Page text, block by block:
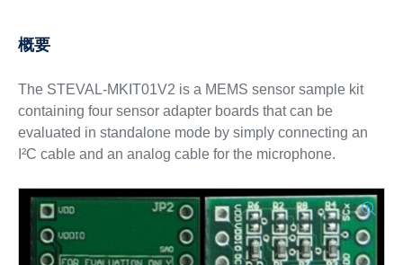
概要
The STEVAL-MKIT01V2 is a MEMS sensor sample kit
containing four sensor adapter boards that can be
evaluated in standalone mode by simply connecting an
I²C cable and an analog cable for the microphone.